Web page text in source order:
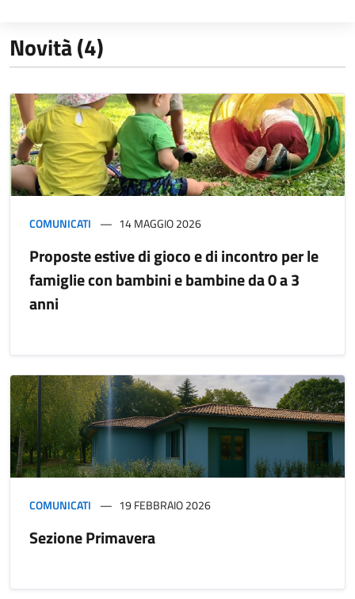
Novità (4)
COMUNICATI 14 MAGGIO 2026
Proposte estive di gioco e di incontro per le
famiglie con bambini e bambine da 0 a 3
anni
COMUNICATI 19 FEBBRAIO 2026
Sezione Primavera